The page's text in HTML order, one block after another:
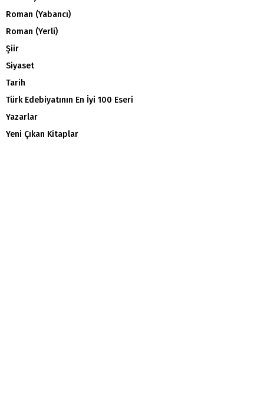
Roman (Yabancı)
Roman (Yerli)
Şiir
Siyaset
Tarih
Türk Edebiyatının En İyi 100 Eseri
Yazarlar
Yeni Çıkan Kitaplar